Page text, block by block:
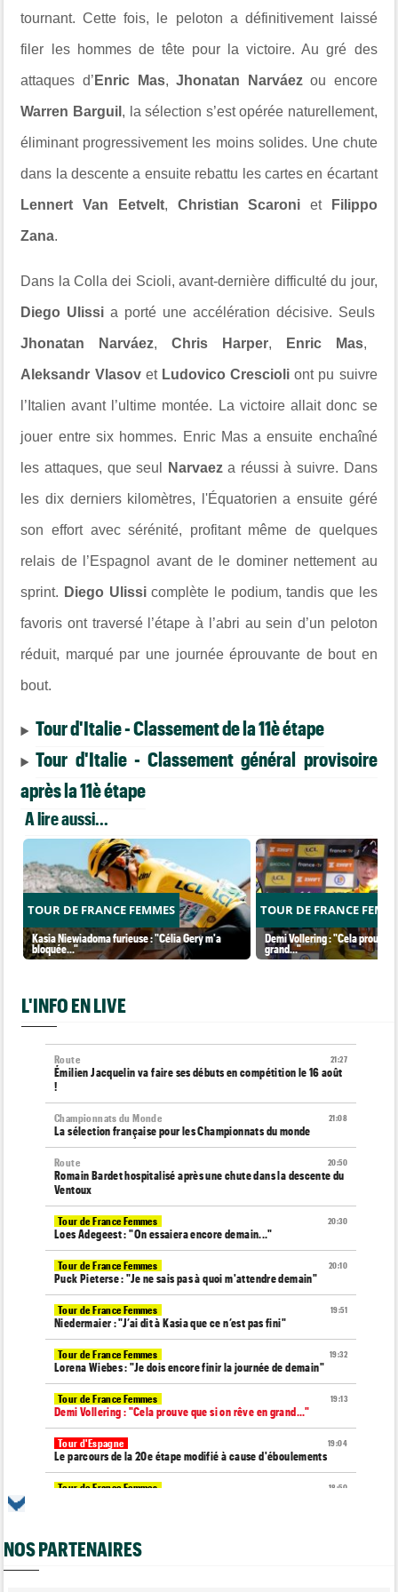
tournant. Cette fois, le peloton a définitivement laissé
filer les hommes de tête pour la victoire. Au gré des
attaques d’ Enric Mas,Jhonatan Narváezou encore
Warren Barguil , la sélection s’est opérée naturellement,
éliminant progressivement les moins solides. Une chute
dans la descente a ensuite rebattu les cartes en écartant
Lennert Van Eetvelt, Christian Scaroni etFilippo
Zana.
Dans la Colla dei Scioli, avant-dernière difficulté du jour,
Diego Ulissia porté une accélération décisive. Seuls
Jhonatan Narváez, Chris Harper, Enric Mas,
Aleksandr VlasovetLudovico Crescioliont pu suivre
l’Italien avant l’ultime montée. La victoire allait donc se
jouer entre six hommes. Enric Mas a ensuite enchaîné
les attaques, que seul Narvaeza réussi à suivre. Dans
les dix derniers kilomètres, l'Équatorien a ensuite géré
son effort avec sérénité, profitant même de quelques
relais de l’Espagnol avant de le dominer nettement au
sprint. Diego Ulissicomplète le podium, tandis que les
favoris ont traversé l’étape à l’abri au sein d’un peloton
réduit, marqué par une journée éprouvante de bout en
bout.
Tour d'Italie - Classement de la 11è étape
Tour d'Italie - Classement général provisoire
après la 11è étape
A lire aussi...
TOUR DE FRANCE FEMMES
Kasia Niewiadoma furieuse : "Célia Gery m'a
bloquée..."
TOUR DE FRANCE
Demi Vollering : "Cela prouve
grand..."
L'INFO EN LIVE
21:27
Route
Émilien Jacquelin va faire ses débuts en compétition le 16 août
!
21:08
Championnats du Monde
La sélection française pour les Championnats du monde
20:50
Route
Romain Bardet hospitalisé après une chute dans la descente du
Ventoux
20:30
Tour de France Femmes
Loes Adegeest : "On essaiera encore demain..."
20:10
Tour de France Femmes
Puck Pieterse : "Je ne sais pas à quoi m'attendre demain"
19:51
Tour de France Femmes
Niedermaier : "J’ai dit à Kasia que ce n’est pas fini"
19:32
Tour de France Femmes
Lorena Wiebes : "Je dois encore finir la journée de demain"
19:13
Tour de France Femmes
Demi Vollering : "Cela prouve que si on rêve en grand..."
19:04
Tour d'Espagne
Le parcours de la 20e étape modifié à cause d'éboulements
18:50
Tour de France Femmes
Quels seront les prochains défis de Tadej Pogacar ?
NOS PARTENAIRES